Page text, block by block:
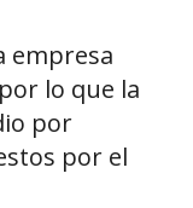
empresa
lo que la
por
por el